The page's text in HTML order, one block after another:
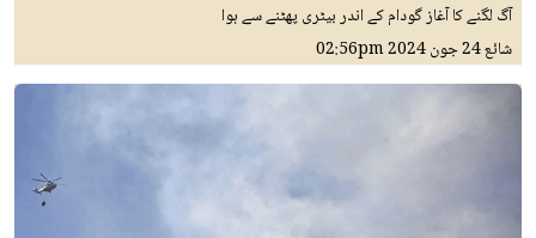
آگ لگنے کا آغاز گودام کے اندر بیٹری پھٹنے سے ہوا
شائع24 جون 2024 02:56pm